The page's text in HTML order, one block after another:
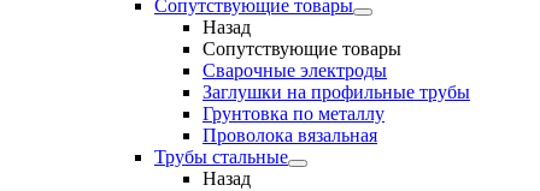
Сопутствующие товары
Назад
Сопутствующие товары
Сварочные электроды
Заглушки на профильные трубы
Грунтовка по металлу
Проволока вязальная
Трубы стальные
Назад